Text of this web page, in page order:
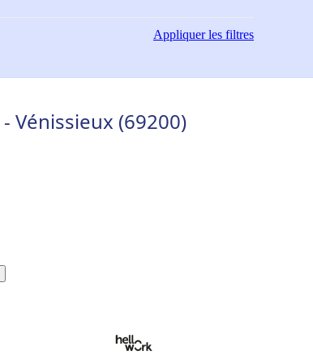
Appliquerles filtres
Vénissieux (69200)